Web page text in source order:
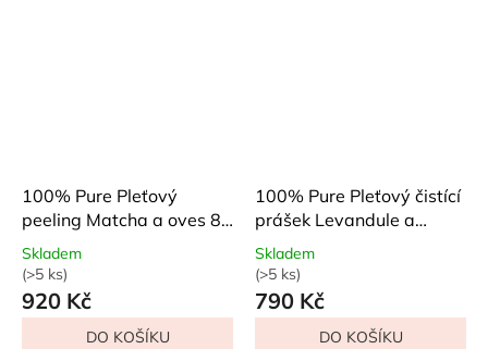
100% Pure Pleťový
peeling Matcha a oves 88
ml
Průměrné
hodnocení
produktu
Skladem
(>5 ks)
920 Kč
DO KOŠÍKU
100% Pure Pleťový čistící
prášek Levandule a
ovesné mléko 40 g
Průměrné
hodnocení
produktu
Skladem
(>5 ks)
790 Kč
DO KOŠÍKU